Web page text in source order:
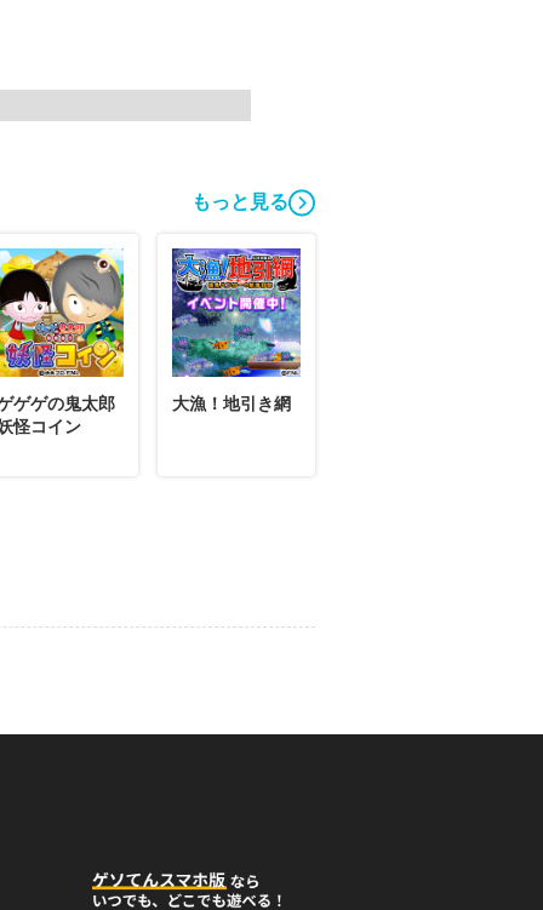
もっと見る
ゲゲの鬼太郎
怪コイン
大漁！地引き網